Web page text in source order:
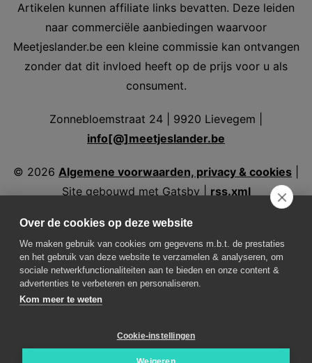
Artikelen kunnen affiliate links bevatten. Deze leiden
naar commerciële aanbiedingen waarvoor
Meetjeslander.be een kleine commissie kan ontvangen
zonder dat dit invloed heeft op de prijs voor u als
consument.
Zonnebloemstraat 24 | 9920 Lievegem |
info[@]meetjeslander.be
© 2026 Algemene voorwaarden, privacy & cookies
Site gebouwd met Gatsby | rss.xml
Volg ons
Weer in Maldegem
Over de cookies op deze website
We maken gebruik van cookies om gegevens m.b.t. de prestaties
en het gebruik van deze website te verzamelen & analyseren, om
sociale netwerkfunctionaliteiten aan te bieden en onze content &
advertenties te verbeteren en personaliseren.
Kom meer te weten
Cookie-instellingen